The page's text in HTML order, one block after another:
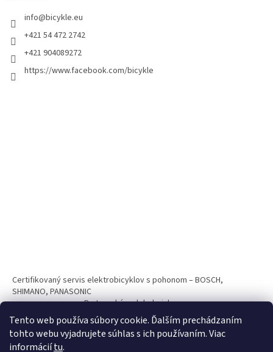
Tento web používa súbory cookie. Ďalším prechádzaním
tohto webu vyjadrujete súhlas s ich používaním. Viac
informáciítu.
info@bicykle.eu
+421 54 472 2742
+421 904089272
https://www.facebook.com/bicykle
Certifikovaný servis elektrobicyklov s pohonom – BOSCH,
SHIMANO, PANASONIC
Partnerský web hokejshop.eu